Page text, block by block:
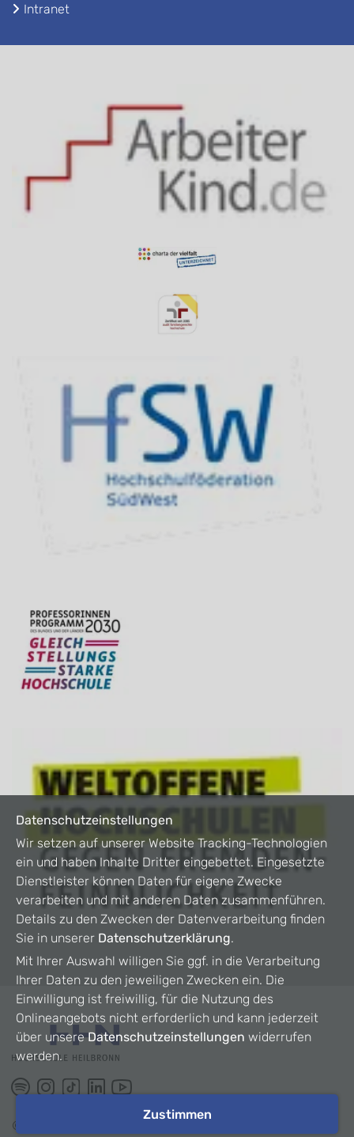
Intranet
©
Datenschutzeinstellungen
Wir setzen auf unserer Website Tracking-Technologien
ein und haben Inhalte Dritter eingebettet. Eingesetzte
Dienstleister können Daten für eigene Zwecke
verarbeiten und mit anderen Daten zusammenführen.
Details zu den Zwecken der Datenverarbeitung finden
Sie in unserer Datenschutzerklärung.
Mit Ihrer Auswahl willigen Sie ggf. in die Verarbeitung
Ihrer Daten zu den jeweiligen Zwecken ein. Die
Einwilligung ist freiwillig, für die Nutzung des
Onlineangebots nicht erforderlich und kann jederzeit
über unsereDatenschutzeinstellungen widerrufen
werden.
Zustimmen